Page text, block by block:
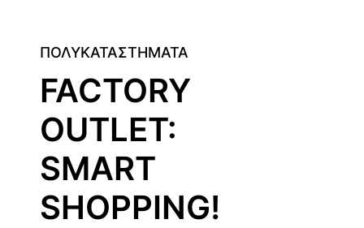
ΠΟΛΥΚΑΤΑΣΤΗΜΑΤΑ
FACTORY
OUTLET:
SMART
SHOPPING!